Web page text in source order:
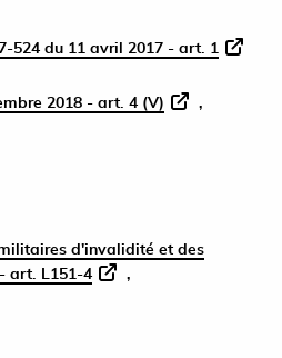
524 du 11 avril 2017 - art. 1
2018 - art. 4 (V)
d'invalidité et des
art. L151-4